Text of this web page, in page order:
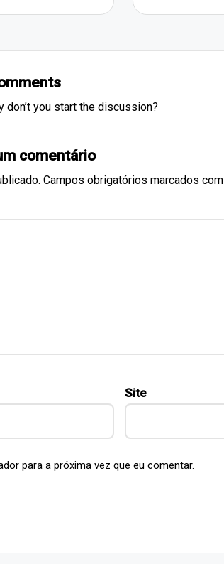
don’t you start the discussion?
comentário
Campos obrigatórios marcados com
Site
para a próxima vez que eu comentar.